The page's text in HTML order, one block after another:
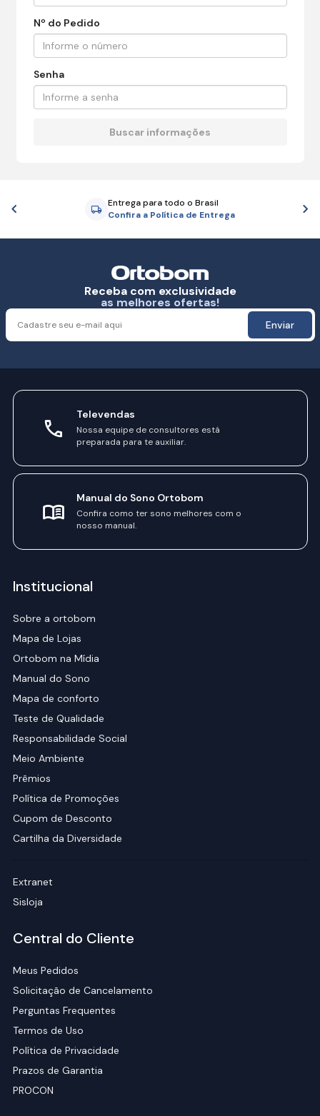
Nº do Pedido
Senha
Entrega para todo o Brasil
Confira a Política de Entrega
Anterior
Receba com exclusividade
as melhores ofertas!
Enviar
Televendas
Nossa equipe de consultores está
preparada para te auxiliar.
Manual do Sono Ortobom
Confira como ter sono melhores com o
nosso manual.
Institucional
Sobre a ortobom
Mapa de Lojas
Ortobom na Mídia
Manual do Sono
Mapa de conforto
Teste de Qualidade
Responsabilidade Social
Meio Ambiente
Prêmios
Política de Promoções
Cupom de Desconto
Cartilha da Diversidade
Extranet
Sisloja
Central do Cliente
Meus Pedidos
Solicitação de Cancelamento
Perguntas Frequentes
Termos de Uso
Política de Privacidade
Prazos de Garantia
PROCON